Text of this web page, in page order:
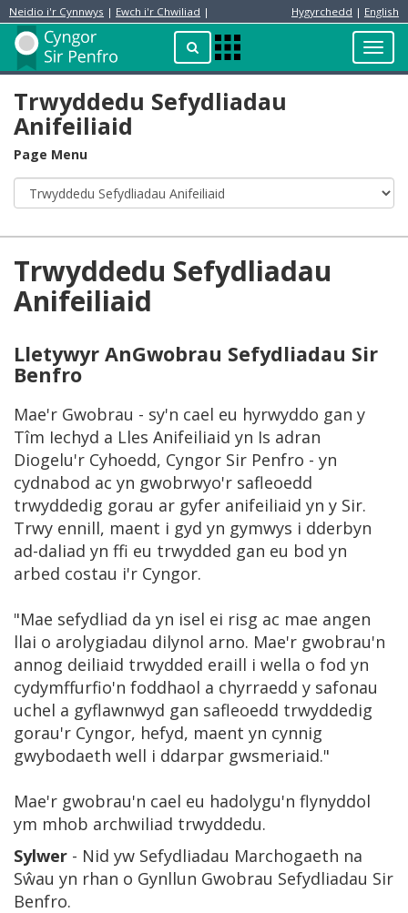
Neidio i'r Cynnwys | Ewch i'r Chwiliad | Hygyrchedd | English
ChwilioApps
Menu
Preswylydd
Trwyddedu Sefydliadau
Anifeiliaid
Page Menu
Trwyddedu Sefydliadau
Anifeiliaid
Lletywyr AnGwobrau Sefydliadau Sir
Benfro
Mae'r Gwobrau - sy'n cael eu hyrwyddo gan y
Tîm Iechyd a Lles Anifeiliaid yn Is adran
Diogelu'r Cyhoedd, Cyngor Sir Penfro - yn
cydnabod ac yn gwobrwyo'r safleoedd
trwyddedig gorau ar gyfer anifeiliaid yn y Sir.
Trwy ennill, maent i gyd yn gymwys i dderbyn
ad-daliad yn ffi eu trwydded gan eu bod yn
arbed costau i'r Cyngor.
"Mae sefydliad da yn isel ei risg ac mae angen
llai o arolygiadau dilynol arno. Mae'r gwobrau'n
annog deiliaid trwydded eraill i wella o fod yn
cydymffurfio'n foddhaol a chyrraedd y safonau
uchel a gyflawnwyd gan safleoedd trwyddedig
gorau'r Cyngor, hefyd, maent yn cynnig
gwybodaeth well i ddarpar gwsmeriaid."
Mae'r gwobrau'n cael eu hadolygu'n flynyddol
ym mhob archwiliad trwyddedu.
Sylwer - Nid yw Sefydliadau Marchogaeth na
Sŵau yn rhan o Gynllun Gwobrau Sefydliadau Sir
Benfro.